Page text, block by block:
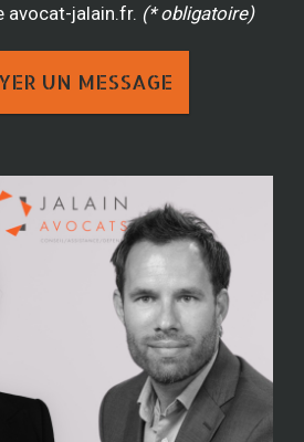
avocat-jalain.fr. (* obligatoire)